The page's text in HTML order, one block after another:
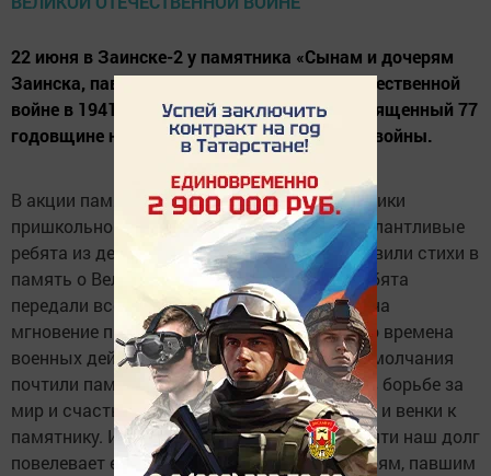
22 июня в Заинске-2 у памятника «Сынам и дочерям
Заинска, павшим за Родину в Великой Отечественной
войне в 1941-1945 гг.», прошел митинг посвященный 77
годовщине начала Великой Отечественной войны.
В акции памяти приняли участие воспитанники
пришкольного лагеря «Город детства», а талантливые
ребята из детского сада «Березка» подготовили стихи в
память о Великой Отечественной Войне. Ребята
передали все эмоции своих произведений, на
мгновение присутствующие перенеслись во времена
военных действий. Все участники минутой молчания
почтили память тех, кто отдал свои жизни в борьбе за
мир и счастье на земле, и возложили цветы и венки к
памятнику. И в эти дни торжественной памяти наш долг
повелевает ещё раз низко поклониться героям, павшим